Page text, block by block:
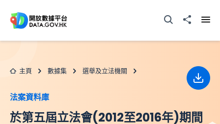
打開搜尋器分享至
主頁 數據集 選舉及立法機關
法案資料庫
於第五屆立法會(2012至2016年)期間
下載